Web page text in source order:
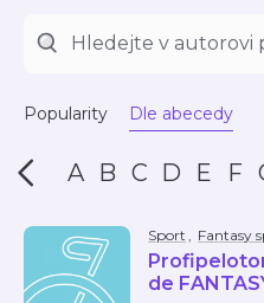
Popularity Dle abecedy
A B C D E F
Sport , Fantasy
de